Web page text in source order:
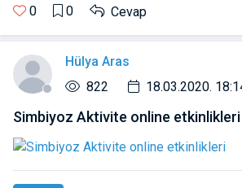
0 0 Cevap
Hülya Aras
822
18.03.2020.
Simbiyoz Aktivite online etkinlikleri